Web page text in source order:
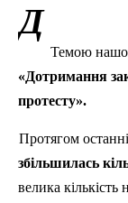
Д
Темою
«Дотримання
протесту».
Протягом
збільшилась
велика